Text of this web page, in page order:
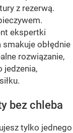
z rezerwą.
ekspertki
smakuje obłędnie
rozwiązanie,
jedzenia,
bez chleba
tylko jednego